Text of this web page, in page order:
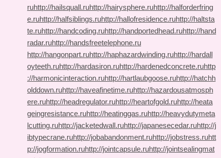
ruhttp://hailsquall.ruhttp://hairysphere.ruhttp://halforderfring
e.ruhttp://halfsiblings.ruhttp://hallofresidence.ruhttp://haltsta
te.ruhttp://handcoding.ruhttp://handportedhead.ruhttp://hand
radar.ruhttp://handsfreetelephone.ru
http://hangonpart.ruhttp://haphazardwinding.ruhttp://hardall
oyteeth.ruhttp://hardasiron.ruhttp://hardenedconcrete.ruhttp
://harmonicinteraction.ruhttp://hartlaubgoose.ruhttp://hatchh
olddown.ruhttp://haveafinetime.ruhttp://hazardousatmosph
ere.ruhttp://headregulator.ruhttp://heartofgold.ruhttp://heata
geingresistance.ruhttp://heatinggas.ruhttp://heavydutymeta
lcutting.ruhttp://jacketedwall.ruhttp://japanesecedar.ruhttp://j
ibtypecrane.ruhttp://jobabandonment.ruhttp://jobstress.ruhtt
p://jogformation.ruhttp://jointcapsule.ruhttp://jointsealingmat